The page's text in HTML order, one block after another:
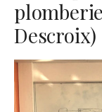
Descroix)